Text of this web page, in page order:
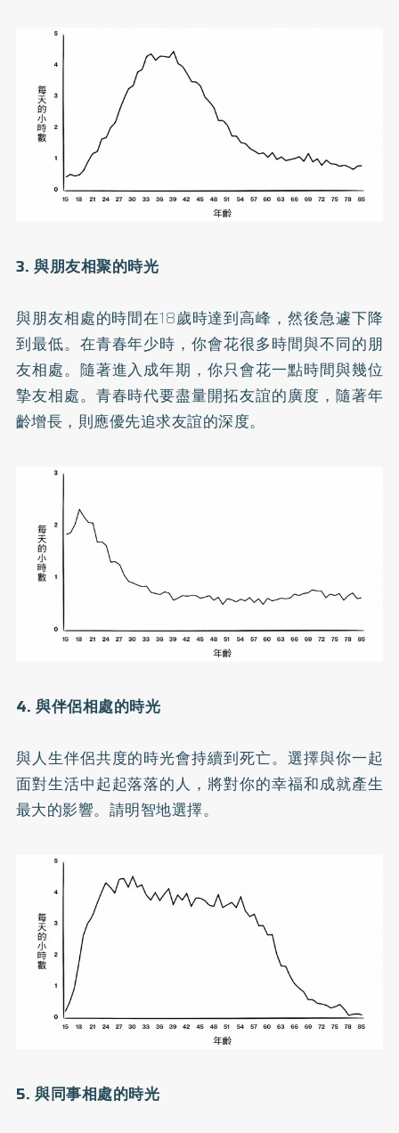
3. 與朋友相聚的時光
與朋友相處的時間在18歲時達到高峰，然後急遽下降
到最低。在青春年少時，你會花很多時間與不同的朋
友相處。隨著進入成年期，你只會花一點時間與幾位
摯友相處。青春時代要盡量開拓友誼的廣度，隨著年
齡增長，則應優先追求友誼的深度。
4. 與伴侶相處的時光
與人生伴侶共度的時光會持續到死亡。選擇與你一起
面對生活中起起落落的人，將對你的幸福和成就產生
最大的影響。請明智地選擇。
5. 與同事相處的時光